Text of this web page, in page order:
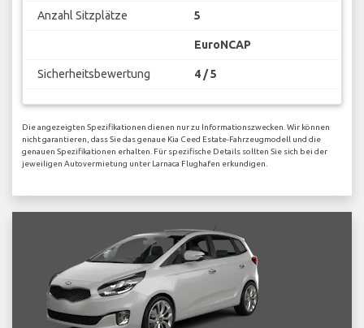
Anzahl Sitzplätze 5
EuroNCAP
Sicherheitsbewertung 4 / 5
Die angezeigten Spezifikationen dienen nur zu Informationszwecken. Wir können
nicht garantieren, dass Sie das genaue Kia Ceed Estate-Fahrzeugmodell und die
genauen Spezifikationen erhalten. Für spezifische Details sollten Sie sich bei der
jeweiligen Autovermietung unter Larnaca Flughafen erkundigen.